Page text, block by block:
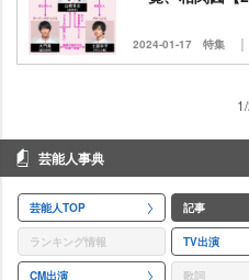
2024-01-17 特集
芸能人事典
芸能人TOP 記事
ランキング情報 TV出演
CM出演 歌詞